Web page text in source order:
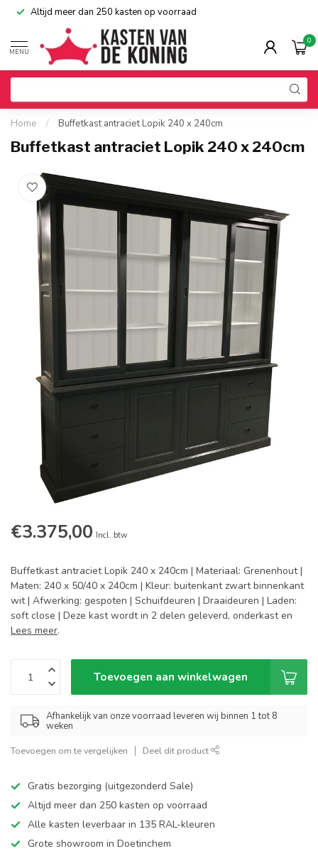
Altijd meer dan 250 kasten op voorraad
MENU
0
Home / Buffetkast antraciet Lopik 240 x 240cm
Buffetkast antraciet Lopik 240 x 240cm
€3.375,00 Incl. btw
Buffetkast antraciet Lopik 240 x 240cm | Materiaal: Grenenhout |
Maten: 240 x 50/40 x 240cm | Kleur: buitenkant zwart binnenkant
wit | Afwerking: gespoten | Schuifdeuren | Draaideuren | Laden:
soft close | Deze kast wordt in 2 delen geleverd, onderkast en
Lees meer.
Toevoegen aan winkelwagen
Afhankelijk van onze voorraad leveren wij binnen 1 tot 8
weken
Toevoegen om te vergelijken Deel dit product
Gratis bezorging (uitgezonderd Sale)
Altijd meer dan 250 kasten op voorraad
Alle kasten leverbaar in 135 RAL-kleuren
Grote showroom in Doetinchem